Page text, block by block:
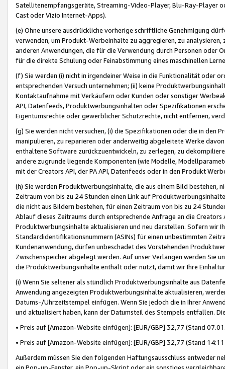
Satellitenempfangsgeräte, Streaming-Video-Player, Blu-Ray-Player
Cast oder Vizio Internet-Apps).
(e) Ohne unsere ausdrückliche vorherige schriftliche Genehmigung
verwenden, um Produkt-Werbeinhalte zu aggregieren, zu
anderen Anwendungen, die für die Verwendung durch Personen
für die direkte Schulung oder Feinabstimmung eines maschinellen
(f) Sie werden (i) nicht in irgendeiner Weise in die Funktionalität oder
entsprechenden Versuch unternehmen; (ii) keine
Kontaktaufnahme mit Verkäufern oder Kunden oder sonstiger
API, Datenfeeds, Produktwerbungsinhalten oder Spezifikationen
Eigentumsrechte oder gewerblicher Schutzrechte, nicht entfernen,
(g) Sie werden nicht versuchen, (i) die Spezifikationen oder die in
manipulieren, zu reparieren oder anderweitig abgeleitete Werke
enthaltene Software zurückzuentwickeln, zu zerlegen, zu
andere zugrunde liegende Komponenten (wie Modelle,
mit der Creators API, der PA API, Datenfeeds oder in den Produkt
(h) Sie werden Produktwerbungsinhalte, die aus einem Bild bestehen,
Zeitraum von bis zu 24 Stunden einen Link auf
die nicht aus Bildern bestehen, für einen Zeitraum von bis zu 24
Ablauf dieses Zeitraums durch entsprechende Anfrage an die
Produktwerbungsinhalte aktualisieren und neu darstellen. Sofern wir
Standardidentifikationsnummern (ASINs) für einen unbestimmten
Kundenanwendung, dürfen unbeschadet des Vorstehenden
Zwischenspeicher abgelegt werden. Auf unser Verlangen werden Sie
die Produktwerbungsinhalte enthält oder nutzt, damit wir Ihre
(i) Wenn Sie seltener als stündlich Produktwerbungsinhalte aus
Anwendung angezeigten Produktwerbungsinhalte aktualisieren,
Datums-/Uhrzeitstempel einfügen. Wenn Sie jedoch die in Ihrer
und aktualisiert haben, kann der Datumsteil des Stempels entfallen.
• Preis auf [Amazon-Website einfügen]: [EUR/GBP] 32,77 (Stand
• Preis auf [Amazon-Website einfügen]: [EUR/GBP] 32,77 (Stand
Außerdem müssen Sie den folgenden Haftungsausschluss entweder
ein Pop-up-Fenster, ein Pop-up-Skript oder ein sonstiges